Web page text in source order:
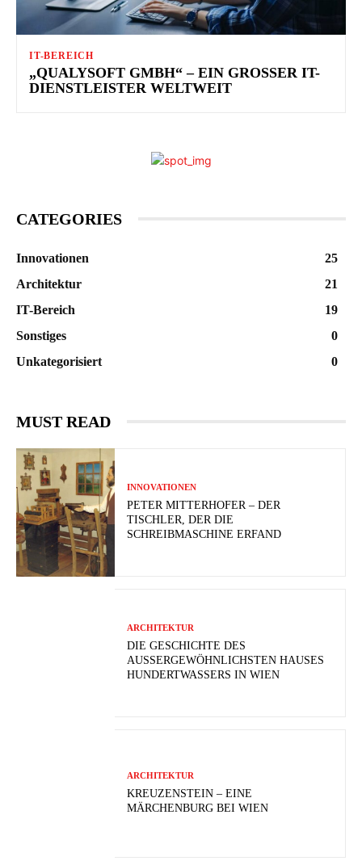
IT-BEREICH
„QUALYSOFT GMBH“ – EIN GROSSER IT-D
IENSTLEISTER WELTWEIT
CATEGORIES
Innovationen
25
Architektur
21
IT-Bereich
19
Sonstiges
0
Unkategorisiert
0
MUST READ
INNOVATIONEN
PETER MITTERHOFER – DER
TISCHLER, DER DIE
SCHREIBMASCHINE ERFAND
ARCHITEKTUR
DIE GESCHICHTE DES
AUSSERGEWÖHNLICHSTEN HAUSES H
UNDERTWASSERS IN WIEN
ARCHITEKTUR
KREUZENSTEIN – EINE
MÄRCHENBURG BEI WIEN